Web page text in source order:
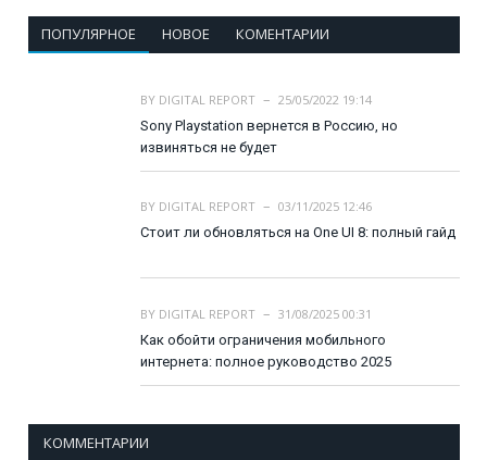
ПОПУЛЯРНОЕ НОВОЕ КОМЕНТАРИИ
BY DIGITAL REPORT
25/05/2022 19:14
Sony Playstation вернется в Россию, но
извиняться не будет
BY DIGITAL REPORT
03/11/2025 12:46
Стоит ли обновляться на One UI 8: полный гайд
BY DIGITAL REPORT
31/08/2025 00:31
Как обойти ограничения мобильного
интернета: полное руководство 2025
КОММЕНТАРИИ